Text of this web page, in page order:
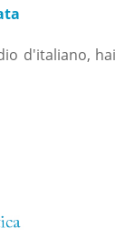
d'italiano, hai